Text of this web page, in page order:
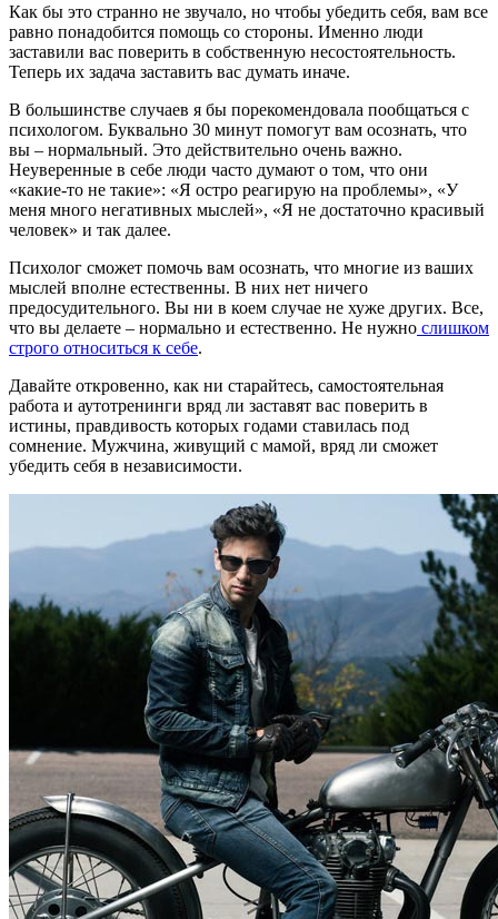
Как бы это странно не звучало, но чтобы убедить себя, вам все
равно понадобится помощь со стороны. Именно люди
заставили вас поверить в собственную несостоятельность.
Теперь их задача заставить вас думать иначе.
В большинстве случаев я бы порекомендовала пообщаться с
психологом. Буквально 30 минут помогут вам осознать, что
вы – нормальный. Это действительно очень важно.
Неуверенные в себе люди часто думают о том, что они
«какие-то не такие»: «Я остро реагирую на проблемы», «У
меня много негативных мыслей», «Я не достаточно красивый
человек» и так далее.
Психолог сможет помочь вам осознать, что многие из ваших
мыслей вполне естественны. В них нет ничего
предосудительного. Вы ни в коем случае не хуже других. Все,
что вы делаете – нормально и естественно. Не нужно слишком
строго относиться к себе.
Давайте откровенно, как ни старайтесь, самостоятельная
работа и аутотренинги вряд ли заставят вас поверить в
истины, правдивость которых годами ставилась под
сомнение. Мужчина, живущий с мамой, вряд ли сможет
убедить себя в независимости.